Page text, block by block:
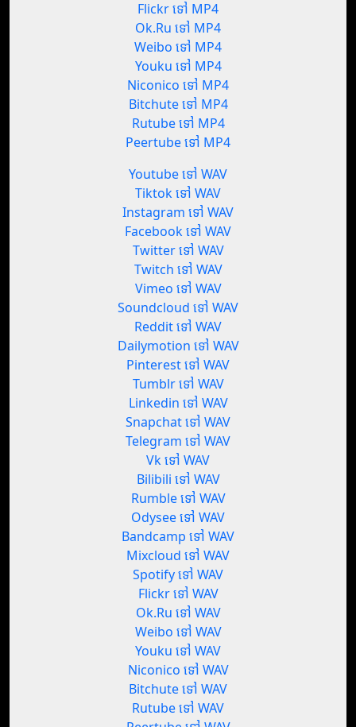
Flickr ទៅ MP4
Ok.Ru ទៅ MP4
Weibo ទៅ MP4
Youku ទៅ MP4
Niconico ទៅ MP4
Bitchute ទៅ MP4
Rutube ទៅ MP4
Peertube ទៅ MP4
Youtube ទៅ WAV
Tiktok ទៅ WAV
Instagram ទៅ WAV
Facebook ទៅ WAV
Twitter ទៅ WAV
Twitch ទៅ WAV
Vimeo ទៅ WAV
Soundcloud ទៅ WAV
Reddit ទៅ WAV
Dailymotion ទៅ WAV
Pinterest ទៅ WAV
Tumblr ទៅ WAV
Linkedin ទៅ WAV
Snapchat ទៅ WAV
Telegram ទៅ WAV
Vk ទៅ WAV
Bilibili ទៅ WAV
Rumble ទៅ WAV
Odysee ទៅ WAV
Bandcamp ទៅ WAV
Mixcloud ទៅ WAV
Spotify ទៅ WAV
Flickr ទៅ WAV
Ok.Ru ទៅ WAV
Weibo ទៅ WAV
Youku ទៅ WAV
Niconico ទៅ WAV
Bitchute ទៅ WAV
Rutube ទៅ WAV